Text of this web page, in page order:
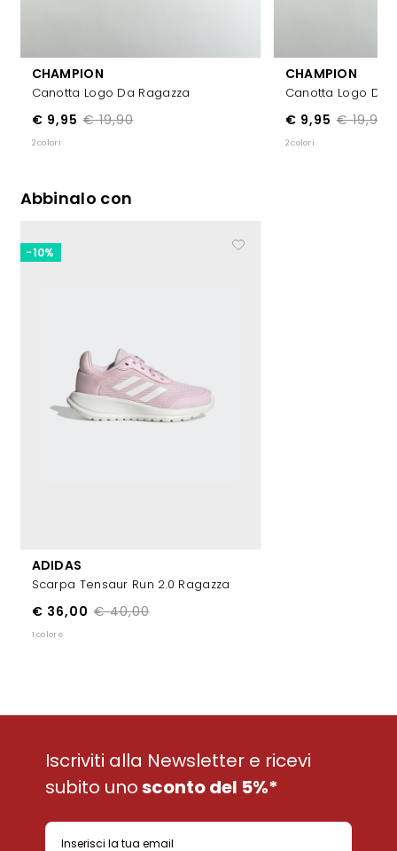
CHAMPION
Canotta Logo Da Ragazza
€ 19,90
€ 9,95
2 colori
CHAMPION
Canotta Logo Da
€ 19,90
€ 9,95
2 colori
Abbinalo con
ADIDAS
Scarpa Tensaur Run 2.0 Ragazza
€ 40,00
€ 36,00
-10%
1 colore
Iscriviti alla Newsletter e ricevi
subito unosconto del 5%*